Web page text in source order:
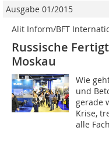
Ausgabe 01/2015
Alit Inform/BFT
Russische
Moskau
Wie
und
gerade
Krise,
alle